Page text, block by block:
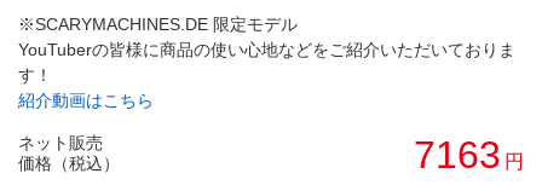
※SCARYMACHINES.DE 限定モデル
YouTuberの皆様に商品の使い心地などをご紹介いただいておりま
す！
紹介動画はこちら
ネット販売
価格（税込）
7163 円